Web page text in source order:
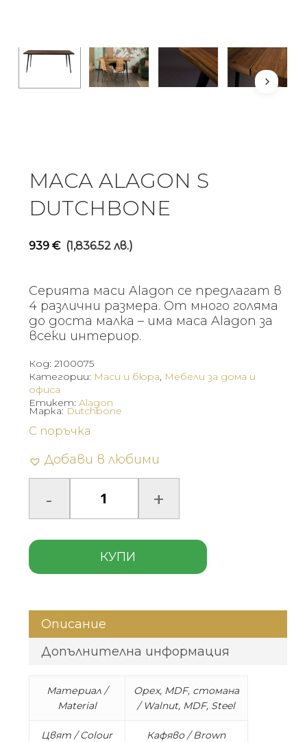
МАСА ALAGON S
DUTCHBONE
939 € (1,836.52 лв.)
Серията маси Alagon се предлагат в
4 различни размера. От много голяма
до доста малка – има маса Alagon за
всеки интериор.
Код: 2100075
Категории: Маси и бюра, Мебели за дома и
офиса
Етикет: Alagon
С поръчка
Добави в любими
КУПИ
Марка: Dutchbone
Описание
Допълнителна информация
Материал /
Material
Орех, MDF, стомана
/ Walnut, MDF, Steel
Цвят / Colour Кафяво / Brown